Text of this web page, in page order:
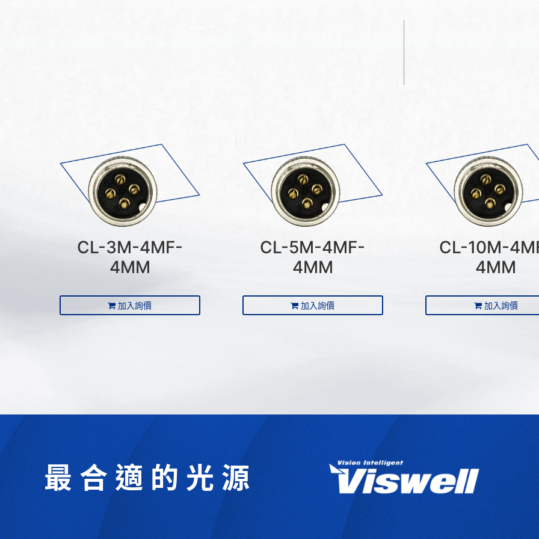
CL-3M-4MF-
4MM
加入詢價
CL-5M-4MF-
4MM
加入詢價
CL-10M-
4MM
加入詢價
最合適的光源